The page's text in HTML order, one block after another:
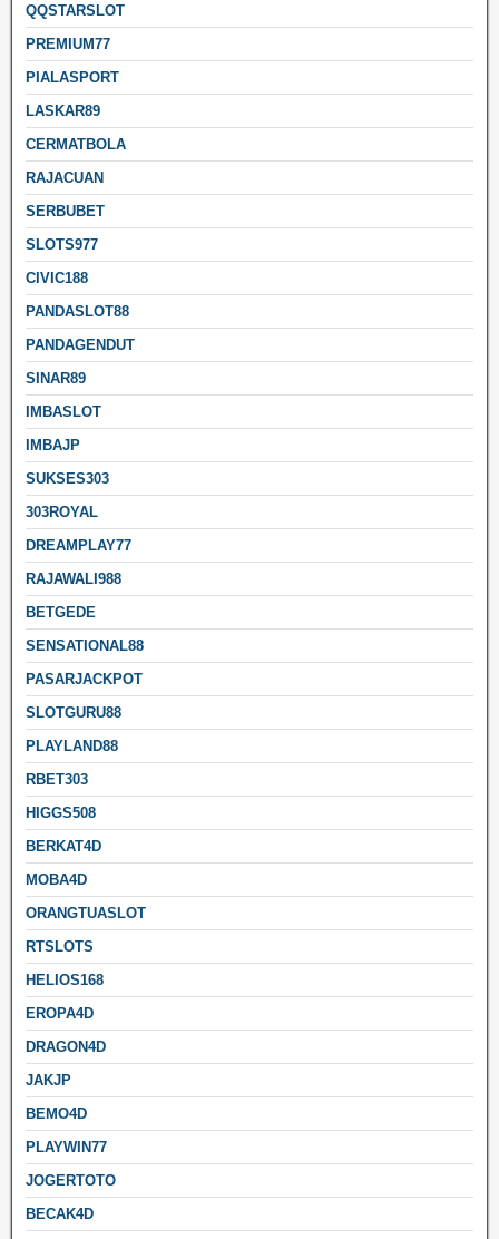
QQSTARSLOT
PREMIUM77
PIALASPORT
LASKAR89
CERMATBOLA
RAJACUAN
SERBUBET
SLOTS977
CIVIC188
PANDASLOT88
PANDAGENDUT
SINAR89
IMBASLOT
IMBAJP
SUKSES303
303ROYAL
DREAMPLAY77
RAJAWALI988
BETGEDE
SENSATIONAL88
PASARJACKPOT
SLOTGURU88
PLAYLAND88
RBET303
HIGGS508
BERKAT4D
MOBA4D
ORANGTUASLOT
RTSLOTS
HELIOS168
EROPA4D
DRAGON4D
JAKJP
BEMO4D
PLAYWIN77
JOGERTOTO
BECAK4D